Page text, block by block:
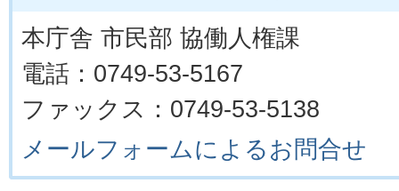
本庁舎 市民部 協働人権課
電話：0749-53-5167
ファックス：0749-53-5138
メールフォームによるお問合せ